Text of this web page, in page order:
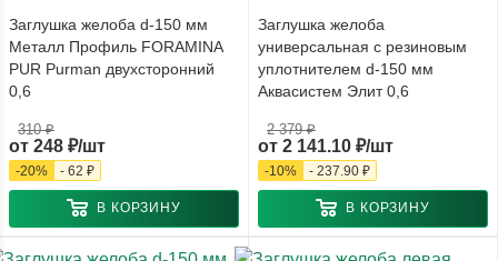
Заглушка желоба d-150 мм
Металл Профиль FORAMINA
PUR Purman двухсторонний
0,6
от 248 ₽/шт
310 ₽
-20% - 62 ₽
В КОРЗИНУ
Заглушка желоба
универсальная с резиновым
уплотнителем d-150 мм
Аквасистем Элит 0,6
от 2 141.10 ₽/шт
2 379 ₽
-10% - 237.90 ₽
В КОРЗИНУ